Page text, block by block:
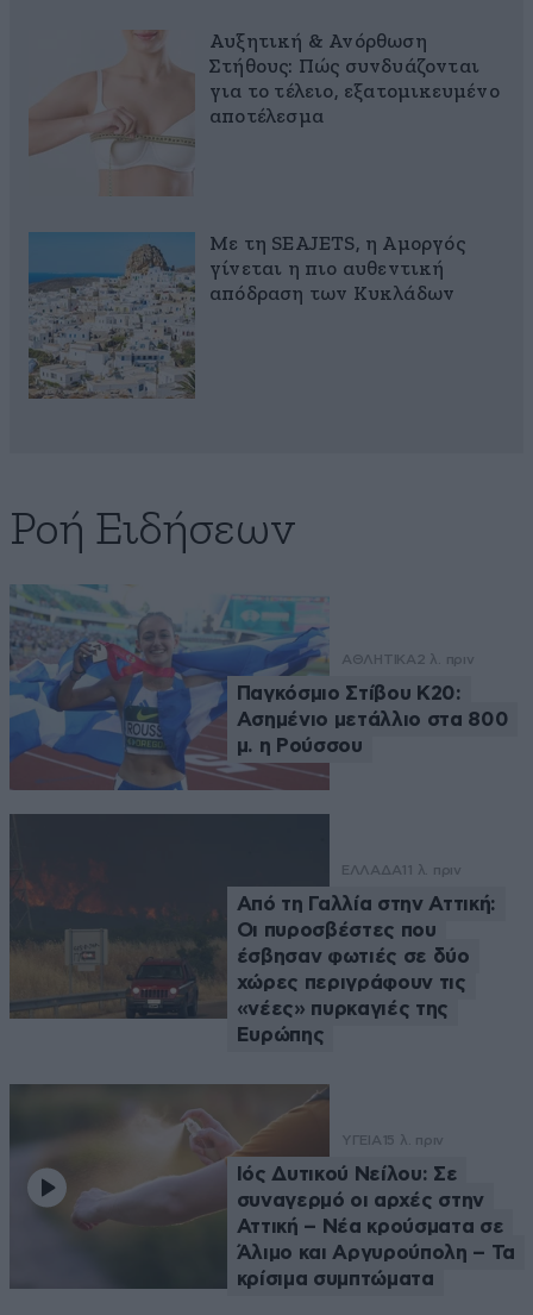
Αυξητική & Ανόρθωση
Στήθους: Πώς συνδυάζονται
για το τέλειο, εξατομικευμένο
αποτέλεσμα
Με τη SEAJETS, η Αμοργός
γίνεται η πιο αυθεντική
απόδραση των Κυκλάδων
Ροή Ειδήσεων
ΑΘΛΗΤΙΚΑ2 λ. πριν
Παγκόσμιο Στίβου Κ20:
Ασημένιο μετάλλιο στα 800
μ. η Ρούσσου
ΕΛΛΑΔΑ 11 λ. πριν
Από τη Γαλλία στην Αττική:
Οι πυροσβέστες που
έσβησαν φωτιές σε δύο
χώρες περιγράφουν τις
«νέες» πυρκαγιές της
Ευρώπης
ΥΓΕΙΑ 15 λ. πριν
Ιός Δυτικού Νείλου: Σε
συναγερμό οι αρχές στην
Αττική – Νέα κρούσματα σε
Άλιμο και Αργυρούπολη – Τα
κρίσιμα συμπτώματα